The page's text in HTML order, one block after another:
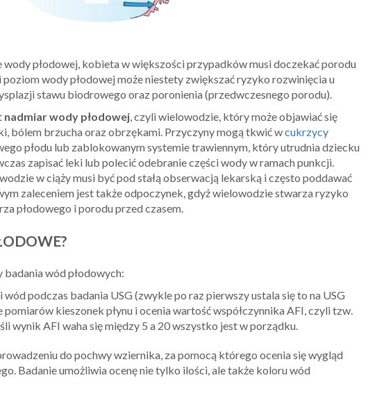
płodowej, kobieta w większości przypadków musi doczekać porodu
wody płodowej może niestety zwiększać ryzyko rozwinięcia u
stawu biodrowego oraz poronienia (przedwczesnego porodu).
nadmiar wody płodowej, czyli wielowodzie, który może objawiać się
bólem brzucha oraz obrzękami. Przyczyny mogą tkwić wcukrzycy
płodu lub zablokowanym systemie trawiennym, który utrudnia dziecku
zapisać leki lub polecić odebranie części wody w ramach punkcji.
w ciąży musi być pod stałą obserwacją lekarską i często poddawać
zaleceniem jest także odpoczynek, gdyż wielowodzie stwarza ryzyko
płodowego i porodu przed czasem.
wód płodowych:
wód podczas badania USG (zwykle po raz pierwszy ustala się to na USG
kieszonek płynu i ocenia wartość współczynnika AFI, czyli tzw.
wynik AFI waha się między 5 a 20 wszystko jest w porządku.
do pochwy wziernika, za pomocą którego ocenia się wygląd
Badanie umożliwia ocenę nie tylko ilości, ale także koloru wód